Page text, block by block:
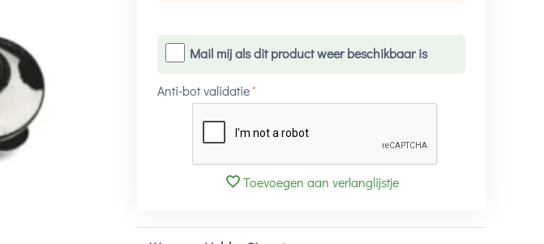
Mail mij als dit product weer beschikbaar is
Anti-bot validatie
Toevoegen aan verlanglijstje